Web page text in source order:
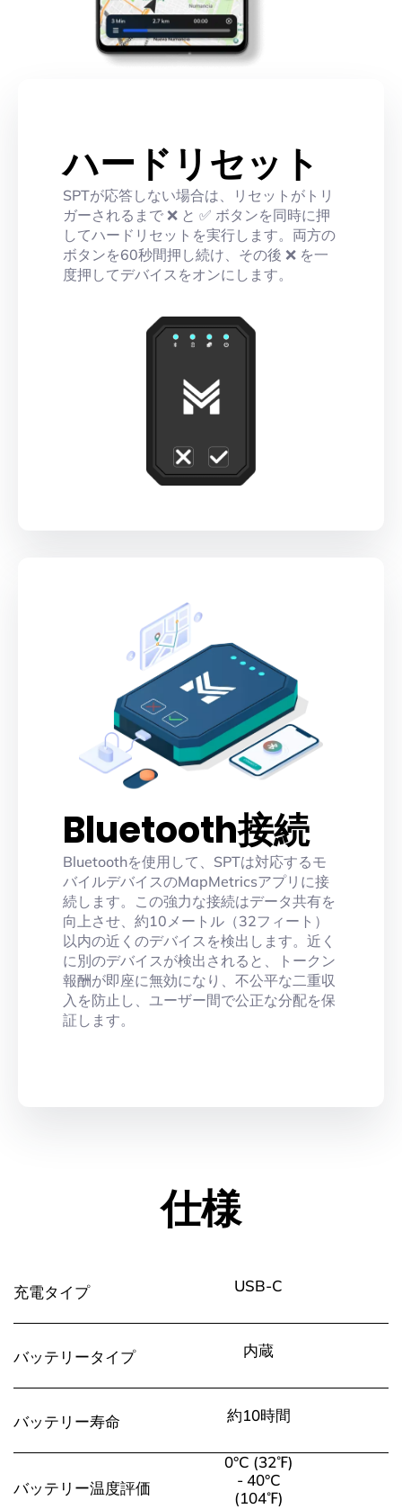
ハードリセット
SPTが応答しない場合は、リセットがトリ
ガーされるまで ❌ と ✅ ボタンを同時に押
してハードリセットを実行します。両方の
ボタンを60秒間押し続け、その後 ❌ を一
度押してデバイスをオンにします。
Bluetooth接続
Bluetoothを使用して、SPTは対応するモ
バイルデバイスのMapMetricsアプリに接
続します。この強力な接続はデータ共有を
向上させ、約10メートル（32フィート）
以内の近くのデバイスを検出します。近く
に別のデバイスが検出されると、トークン
報酬が即座に無効になり、不公平な二重収
入を防止し、ユーザー間で公正な分配を保
証します。
仕様
充電タイプ USB-C
バッテリータイプ 内蔵
バッテリー寿命 約10時間
バッテリー温度評価
0°C (32℉)
- 40°C
(104℉)